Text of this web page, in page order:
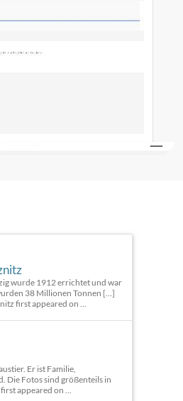
wurde 1912 errichtet und war
38 Millionen Tonnen […]
first appeared on ...
Er ist Familie,
Die Fotos sind größenteils in
appeared on ...